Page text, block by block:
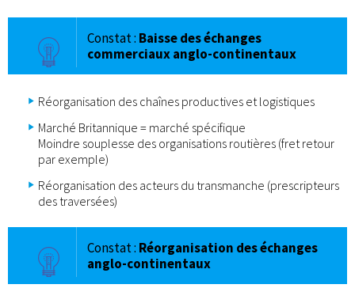
Constat : Baisse des échanges
commerciaux anglo-continentaux
Réorganisation des chaînes productives et logistiques
Marché Britannique = marché spécifique
Moindre souplesse des organisations routières (fret retour
par exemple)
Réorganisation des acteurs du transmanche (prescripteurs
des traversées)
Constat : Réorganisation des échanges
anglo-continentaux